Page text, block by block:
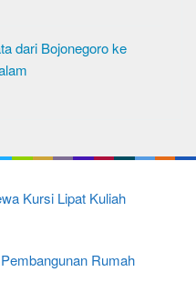
dari Bojonegoro ke